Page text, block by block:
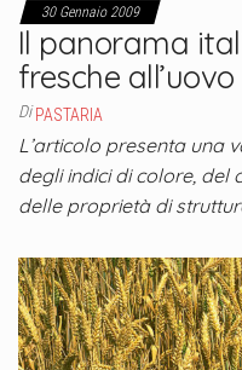
30 Gennaio 2009
Il panorama
fresche all’uovo
Di PASTARIA
L’articolo presenta una
degli indici di colore,
delle proprietà di